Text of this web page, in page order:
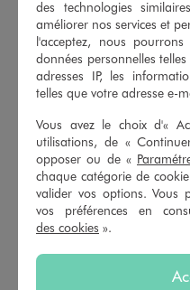
Robe chemise longue à manches courtes en maille fluide femme grande taille
35,99 €
-50% sur le 2ème produit d'été
5/5 de moyenne
(14 avis)
AJOUTERAU PANIER
5
des technologies
améliorer nos services et
l'acceptez, nous
données personnelles
adresses IP, les
telles que votre adresse e-
Vous avez le choix d'«
utilisations, de «
opposer ou de «
chaque catégorie de
valider vos options. Vous
vos préférences en
des cookies ».